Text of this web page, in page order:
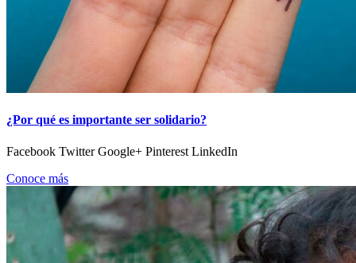
¿Por qué es importante ser solidario?
Facebook Twitter Google+ Pinterest LinkedIn
Conoce más